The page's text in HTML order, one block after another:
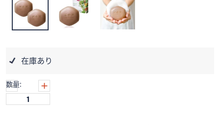
右
ス
プ
て
在庫あり
数量: